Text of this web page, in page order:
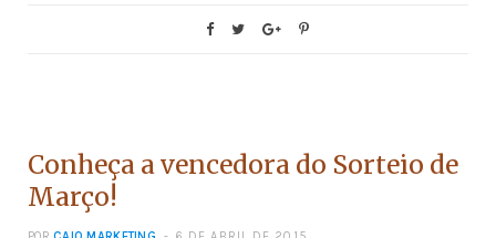
Conheça a vencedora do Sorteio de
Março!